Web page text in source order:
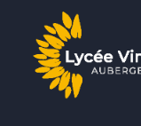
a